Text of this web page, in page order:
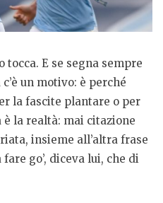
tocca. E se segna sempre
un motivo: è perché
la fascite plantare o per
la realtà: mai citazione
insieme all’altra frase
go’, diceva lui, che di